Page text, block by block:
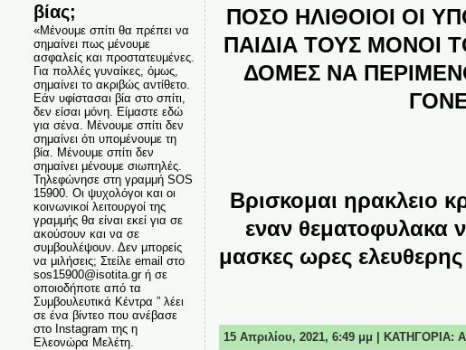
βίας;
«Μένουμε σπίτι θα πρέπει να
σημαίνει πως μένουμε
ασφαλείς και προστατευμένες.
Για πολλές γυναίκες, όμως,
σημαίνει το ακριβώς αντίθετο.
Εάν υφίστασαι βία στο σπίτι,
δεν είσαι μόνη. Είμαστε εδώ
για σένα. Μένουμε σπίτι δεν
σημαίνει ότι υπομένουμε τη
βία. Μένουμε σπίτι δεν
σημαίνει μένουμε σιωπηλές.
Τηλεφώνησε στη γραμμή SOS
15900. Οι ψυχολόγοι και οι
κοινωνικοί λειτουργοί της
γραμμής θα είναι εκεί για σε
ακούσουν και να σε
συμβουλέψουν. Δεν μπορείς
να μιλήσεις; Στείλε email στο
sos15900@isotita.gr ή σε
οποιοδήποτε από τα
Συμβουλευτικά Κέντρα ” λέει
σε ένα βίντεο που ανέβασε
στο Instagram της η
Ελεονώρα Μελέτη.
ΠΟΣΟ ΗΛΙΘΟΙΟΙ ΟΙ
ΠΑΙΔΙΑ ΤΟΥΣ ΜΟΝΟΙ
ΔΟΜΕΣ ΝΑ
Βρισκομαι ηρακλειο
εναν θεματοφυλακα
μασκες ωρες
15 Απριλίου, 2021, 6:49 μμ | ΚΑΤΗΓΟΡΙΑ: